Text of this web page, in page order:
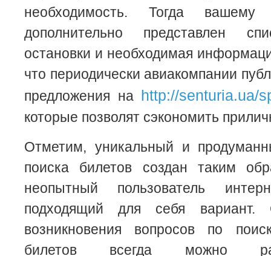
необходимость. Тогда
дополнительно представлен
остановки и необходимая
что периодически авиакомпании
предложения на
http://senturia.ua/
которые позволят сэкономить
Отметим, уникальный и
поиска билетов создан таким
неопытный пользователь
подходящий для себя
возникновения вопросов по
билетов всегда можно